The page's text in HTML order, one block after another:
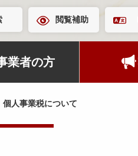
閲覧補助
業者の方
個人事業税について